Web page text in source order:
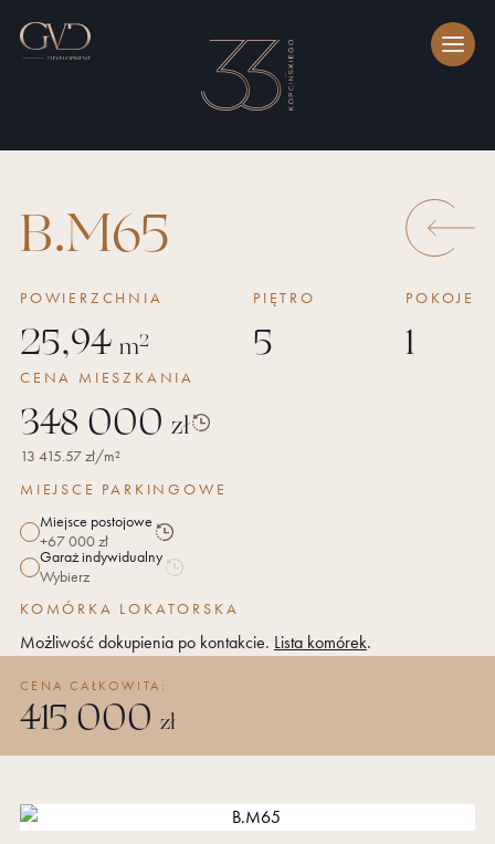
B.M65
POWIERZCHNIA
25,94 m2
PIĘTRO
5
POKOJE
1
CENA MIESZKANIA
348 000 zł Historia
ceny
13 415.57zł/m²
MIEJSCE PARKINGOWE
Miejsce postojowe
+67 000 zł
Miejsce
parkingowe
Miejsce
Historia
ceny
Garaż indywidualny
Wybierz
Miejsce
parkingowe
Garaż
indywidualny
Historia
ceny
KOMÓRKA LOKATORSKA
Możliwość dokupienia po kontakcie. Lista komórek.
CENA CAŁKOWITA:
415 000 zł